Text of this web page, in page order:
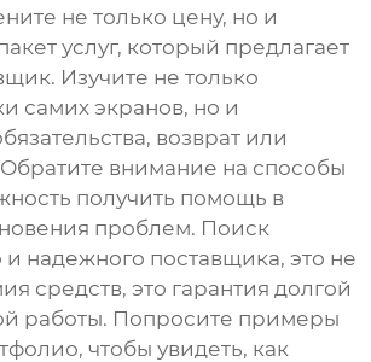
не только цену, но и
услуг, который предлагает
Изучите не только
самих экранов, но и
возврат или
внимание на способы
получить помощь в
проблем. Поиск
и надежного поставщика, это не
средств, это гарантия долгой
работы. Попросите примеры
чтобы увидеть, как